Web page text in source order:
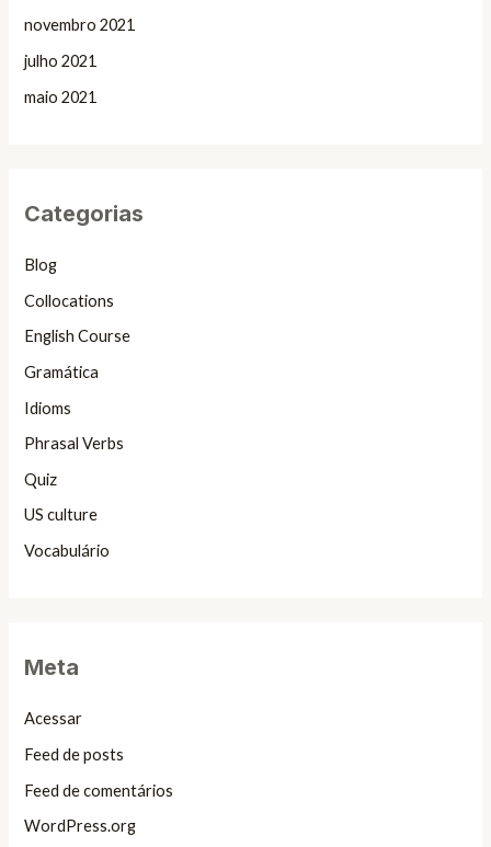
novembro 2021
julho 2021
maio 2021
Categorias
Blog
Collocations
English Course
Gramática
Idioms
Phrasal Verbs
Quiz
US culture
Vocabulário
Meta
Acessar
Feed de posts
Feed de comentários
WordPress.org